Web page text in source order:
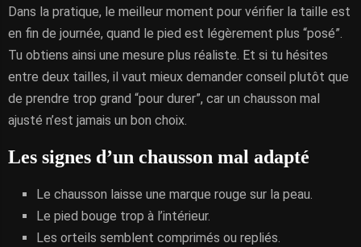
Dans la pratique, le meilleur moment pour vérifier la taille est
en fin de journée, quand le pied est légèrement plus “posé”.
Tu obtiens ainsi une mesure plus réaliste. Et si tu hésites
entre deux tailles, il vaut mieux demander conseil plutôt que
de prendre trop grand “pour durer”, car un chausson mal
ajusté n’est jamais un bon choix.
Les signes d’un chausson mal adapté
Le chausson laisse une marque rouge sur la peau.
Le pied bouge trop à l’intérieur.
Les orteils semblent comprimés ou repliés.